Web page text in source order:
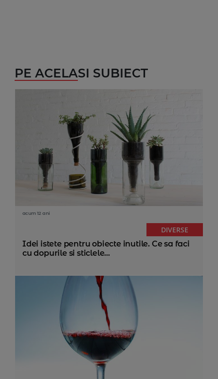
PE ACELASI SUBIECT
acum 12 ani
DIVERSE
Idei istete pentru obiecte inutile. Ce sa faci
cu dopurile si sticlele...